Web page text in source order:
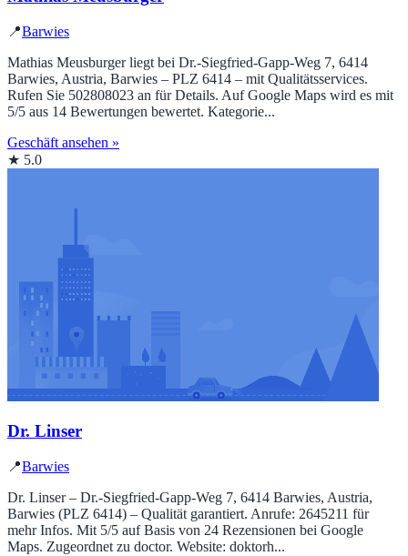
📍Barwies
Mathias Meusburger liegt bei Dr.-Siegfried-Gapp-Weg 7, 6414
Barwies, Austria, Barwies – PLZ 6414 – mit Qualitätsservices.
Rufen Sie 502808023 an für Details. Auf Google Maps wird es mit
5/5 aus 14 Bewertungen bewertet. Kategorie...
Geschäft ansehen »
★ 5.0
Dr. Linser
📍Barwies
Dr. Linser – Dr.-Siegfried-Gapp-Weg 7, 6414 Barwies, Austria,
Barwies (PLZ 6414) – Qualität garantiert. Anrufe: 2645211 für
mehr Infos. Mit 5/5 auf Basis von 24 Rezensionen bei Google
Maps. Zugeordnet zu doctor. Website: doktorh...